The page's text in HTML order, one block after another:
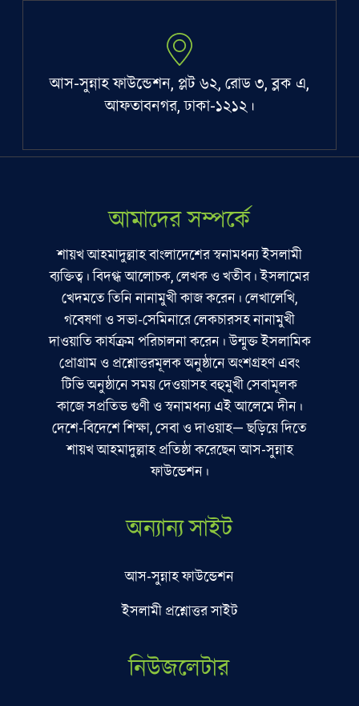
আস-সুন্নাহ ফাউন্ডেশন, প্লট ৬২, রোড ৩, ব্লক এ,
আফতাবনগর, ঢাকা-১২১২।
আমাদের সম্পর্কে
শায়খ আহমাদুল্লাহ বাংলাদেশের স্বনামধন্য ইসলামী
ব্যক্তিত্ব। বিদগ্ধ আলোচক, লেখক ও খতীব। ইসলামের
খেদমতে তিনি নানামুখী কাজ করেন। লেখালেখি,
গবেষণা ও সভা-সেমিনারে লেকচারসহ নানামুখী
দাওয়াতি কার্যক্রম পরিচালনা করেন। উন্মুক্ত ইসলামিক
প্রোগ্রাম ও প্রশ্নোত্তরমূলক অনুষ্ঠানে অংশগ্রহণ এবং
টিভি অনুষ্ঠানে সময় দেওয়াসহ বহুমুখী সেবামূলক
কাজে সপ্রতিভ গুণী ও স্বনামধন্য এই আলেমে দীন।
দেশে-বিদেশে শিক্ষা, সেবা ও দাওয়াহ— ছড়িয়ে দিতে
শায়খ আহমাদুল্লাহ প্রতিষ্ঠা করেছেন আস-সুন্নাহ
ফাউন্ডেশন।
অন্যান্য সাইট
আস-সুন্নাহ ফাউন্ডেশন
ইসলামী প্রশ্নোত্তর সাইট
নিউজলেটার